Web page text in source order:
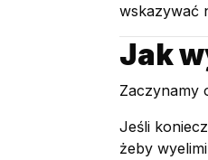
wskazywać
Jak
Zaczynamy
Jeśli
żeby